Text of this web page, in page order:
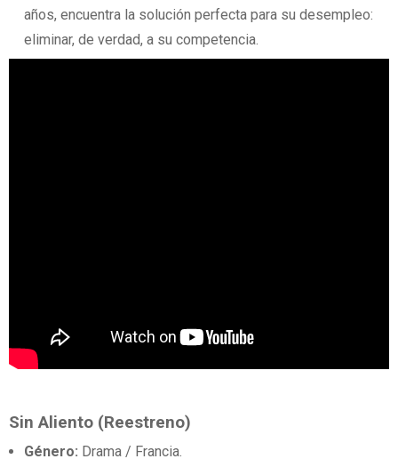
años, encuentra la solución perfecta para su desempleo:
eliminar, de verdad, a su competencia.
Sin Aliento (Reestreno)
Género: Drama / Francia.